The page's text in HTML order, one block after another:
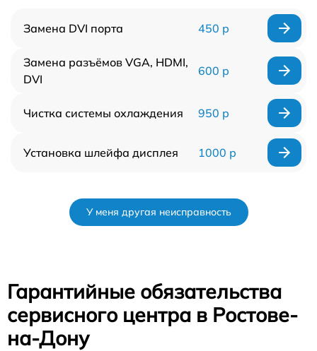
Замена DVI порта 450 р
Замена разъёмов VGA, HDMI,
DVI
600 р
Чистка системы охлаждения 950 р
Установка шлейфа дисплея 1000 р
У меня другая неисправность
Гарантийные обязательства
сервисного центра в Ростове-
на-Дону